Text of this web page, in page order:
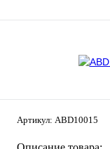
Артикул: ABD10015